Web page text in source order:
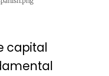
capital